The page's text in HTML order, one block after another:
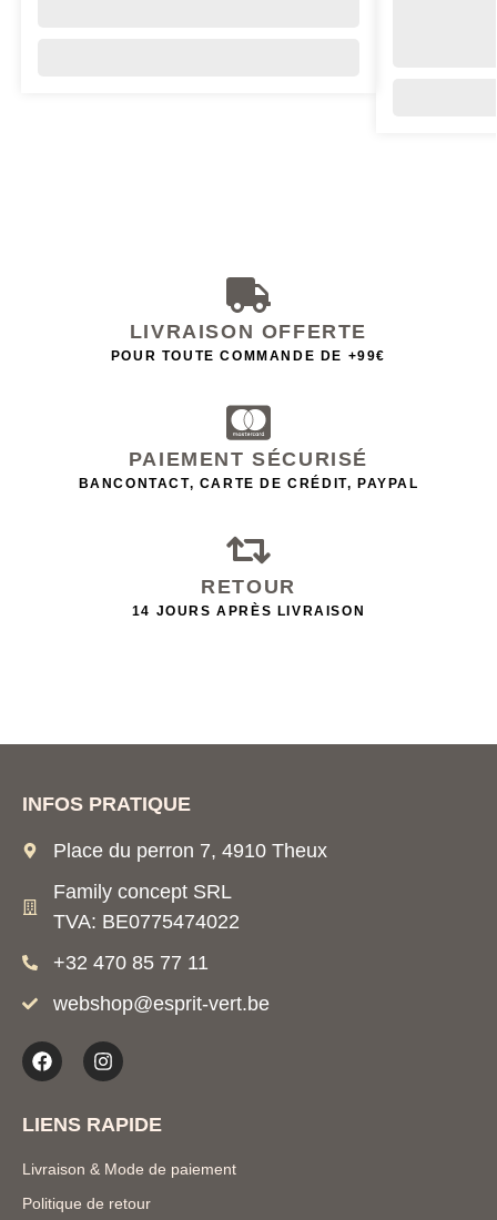
LIVRAISON OFFERTE
POUR TOUTE COMMANDE DE +99€
PAIEMENT SÉCURISÉ
BANCONTACT, CARTE DE CRÉDIT, PAYPAL
RETOUR
14 JOURS APRÈS LIVRAISON
INFOS PRATIQUE
Place du perron 7, 4910 Theux
Family concept SRL
TVA: BE0775474022
+32 470 85 77 11
webshop@esprit-vert.be
LIENS RAPIDE
Livraison & Mode de paiement
Politique de retour